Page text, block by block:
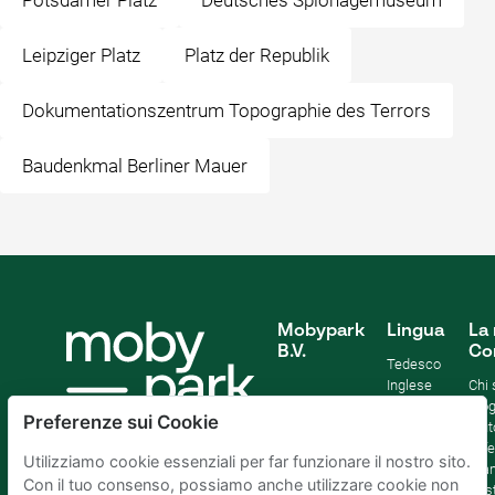
Leipziger Platz Platz der Republik
Dokumentationszentrum Topographie des Terrors
Baudenkmal Berliner Mauer
Mobypark
B.V.
Lingua
Tedesco
Inglese
Olandese
La
Chi
Blog
Preferenze sui Cookie
Utilizziamo cookie essenziali per far funzionare il nostro sito.
Con il tuo consenso, possiamo anche utilizzare cookie non